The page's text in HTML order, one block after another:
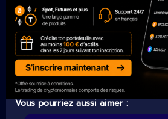
Vous pourriez aussi aimer :